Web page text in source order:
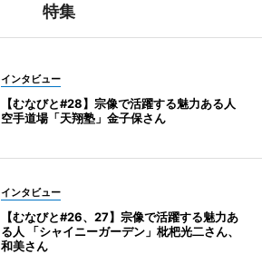
特集
インタビュー
【むなびと#28】宗像で活躍する魅力ある人
空手道場「天翔塾」金子保さん
インタビュー
【むなびと#26、27】宗像で活躍する魅力あ
る人 「シャイニーガーデン」枇杷光二さん、
和美さん